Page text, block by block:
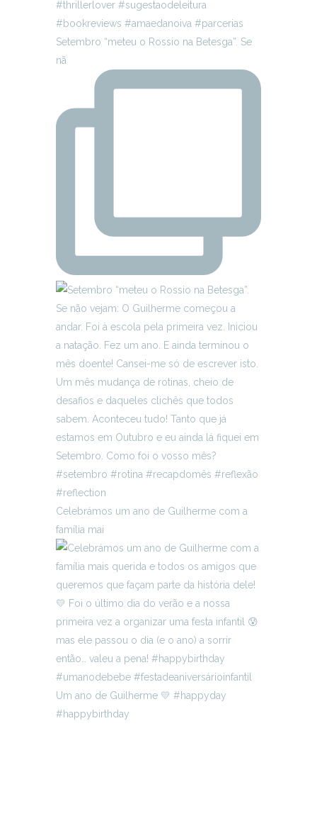
Setembro “meteu o Rossio na Betesga”. Se
nã
Celebrámos um ano de Guilherme com a
família mai
Um ano de Guilherme 💛 #happyday
#happybirthday